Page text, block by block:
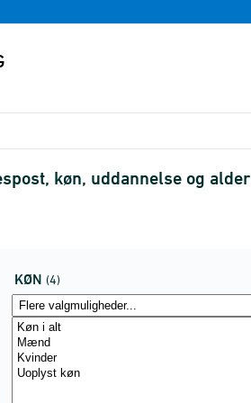
køn, uddannelse og alder
KØN (4)